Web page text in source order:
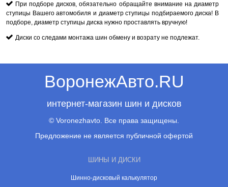
При подборе дисков, обязательно обращайте внимание на диаметр
ступицы Вашего автомобиля и диаметр ступицы подбираемого диска! В
подборе, диаметр ступицы диска нужно проставлять вручную!
Диски со следами монтажа шин обмену и возрату не подлежат.
ВоронежАвто.RU
интернет-магазин шин и дисков
© Voronezhavto. Все права защищены.
Предложение не является публичной офертой
ШИНЫ И ДИСКИ
Шинно-дисковый калькулятор